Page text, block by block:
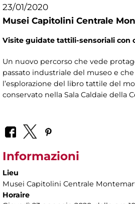
23/01/2020
Musei Capitolini Centrale
Visite guidate tattili-sensoriali con
Un nuovo percorso che vede
passato industriale del museo e
l’esplorazione del libro tattile del
conservato nella Sala Caldaie della
Informazioni
Lieu
Musei Capitolini Centrale
Horaire